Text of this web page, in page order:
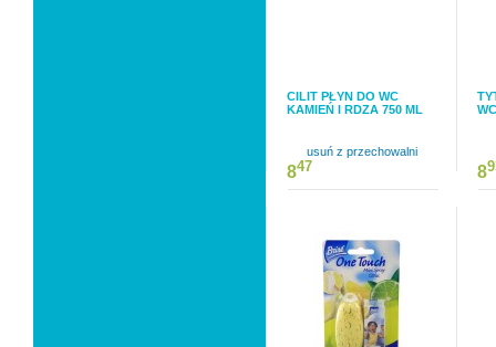
CILIT PŁYN DO WC
KAMIEŃ I RDZA 750 ML
usuń z przechowalni
847 8